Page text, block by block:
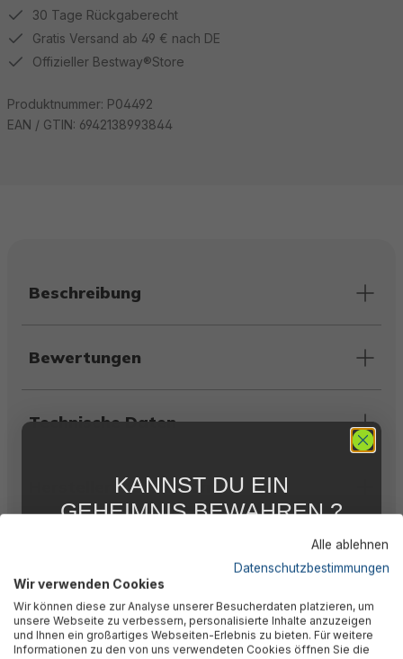
30 Tage Rückgaberecht
Gratis Versand ab 49 € nach DE
Offizieller Bestway®Store
Produktnummer: P04492
EAN / GTIN: 6942138993844
Beschreibung
Bewertungen
Technische Daten
Herstellerinformation
🎉 Jetzt den Newsletter
abonnieren & 5% Rabatt
Alle ablehnen
Datenschutzbestimmungen
Wir verwenden Cookies
Wir können diese zur Analyse unserer Besucherdaten platzieren, um
unsere Webseite zu verbessern, personalisierte Inhalte anzuzeigen
und Ihnen ein großartiges Webseiten-Erlebnis zu bieten. Für weitere
Informationen zu den von uns verwendeten Cookies öffnen Sie die
KANNST DU EIN
GEHEIMNIS BEWAHREN ?
FÜR DICH
Abonniere jetzt unseren kostenlosen
Newsletter, verpasse keine Neuigkeiten und
Aktionen mehr und sichere Dir 5 %
Willkommensrabatt auf nicht reduzierte Ware